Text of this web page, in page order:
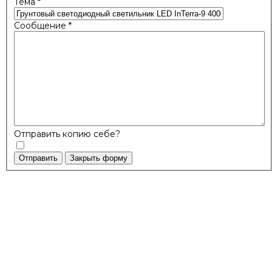
Сообщение *
Отправить копию себе?
Отправить Закрыть форму